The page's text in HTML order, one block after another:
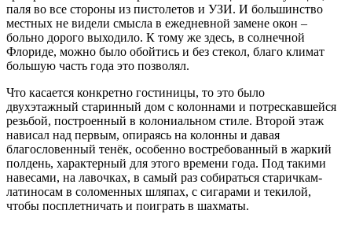
паля во все стороны из пистолетов и УЗИ. И большинство
местных не видели смысла в ежедневной замене окон –
больно дорого выходило. К тому же здесь, в солнечной
Флориде, можно было обойтись и без стекол, благо климат
большую часть года это позволял.
Что касается конкретно гостиницы, то это было
двухэтажный старинный дом с колоннами и потрескавшейся
резьбой, построенный в колониальном стиле. Второй этаж
нависал над первым, опираясь на колонны и давая
благословенный тенёк, особенно востребованный в жаркий
полдень, характерный для этого времени года. Под такими
навесами, на лавочках, в самый раз собираться старичкам-
латиносам в соломенных шляпах, с сигарами и текилой,
чтобы посплетничать и поиграть в шахматы.